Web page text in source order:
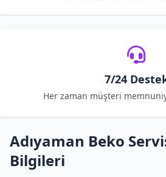
7/24
Her zaman müşteri
Adıyaman Beko
Bilgileri